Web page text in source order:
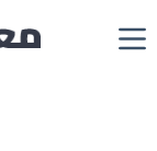
إلى
المحتوى